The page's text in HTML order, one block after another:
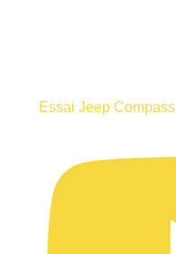
Essai Jeep Compass